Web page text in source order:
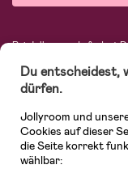
Bei Jollyroom.de findest
einkaufen. Mit
kompetenten
fühlen. In unserem
Autositze, Kinder- und
fantastischer
vieles mehr. Wir haben
Cosi, Hauck, Baby
Avent, Jack Wolfskin,
Du entscheidest,
dürfen.
Jollyroom und
Cookies auf dieser
die Seite korrekt
wählbar: